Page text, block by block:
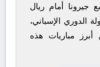
جيرونا أمام ريال
الدوري الإسباني،
مباريات هذه